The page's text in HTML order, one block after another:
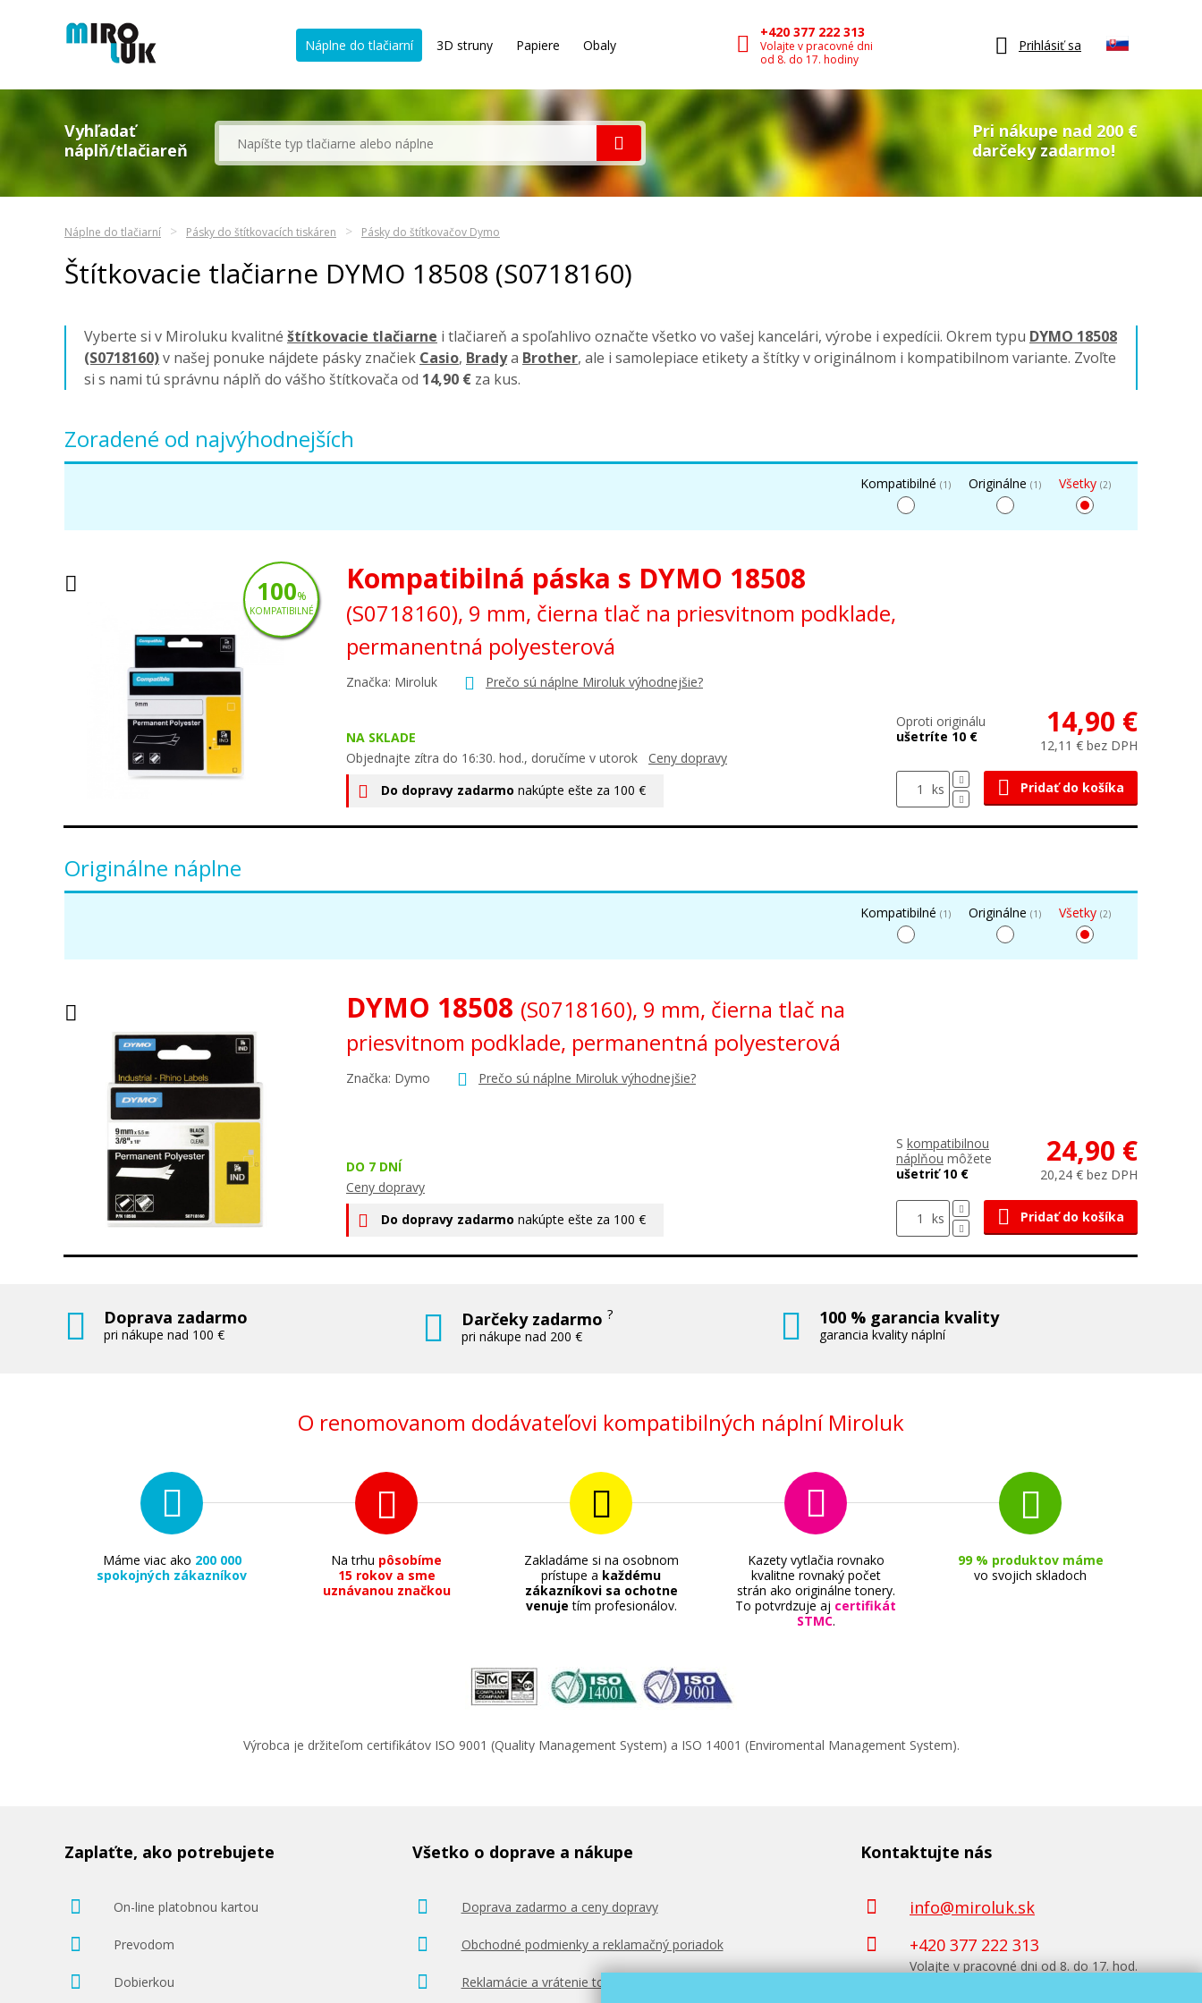
Náplne do tlačiarní 3D struny Papiere Obaly
+420 377 222 313
Volajte v pracovné dni
od 8. do 17. hodiny
Prihlásiť sa
Vyhľadať
náplň/tlačiareň
Pri nákupe nad 200 €
darčeky zadarmo!
Náplne do tlačiarní Pásky do štítkovacích tiskáren Pásky do štítkovačov Dymo
Štítkovacie tlačiarne DYMO 18508 (S0718160)
Vyberte si v Miroluku kvalitné štítkovacie tlačiarne i tlačiareň a spoľahlivo označte všetko vo vašej kancelári, výrobe i expedícii. Okrem typu DYMO 18508
(S0718160)v našej ponuke nájdete pásky značiek Casio, Bradya Brother, ale i samolepiace etikety a štítky v originálnom i kompatibilnom variante. Zvoľte
si s nami tú správnu náplň do vášho štítkovača od 14,90 € za kus.
Zoradené od najvýhodnejších
Kompatibilné (1) Originálne (1) Všetky (2)
Kompatibilná páska s DYMO 18508
(S0718160), 9 mm, čierna tlač na priesvitnom podklade,
permanentná polyesterová
Značka: Miroluk Prečo sú náplne Miroluk výhodnejšie?
NA SKLADE
Objednajte zítra do 16:30. hod., doručíme v utorok Ceny dopravy
Do dopravy zadarmo nakúpte ešte za 100 €
Oproti originálu
ušetríte 10 €
14,90 €
12,11 € bez DPH
ks Pridať do košíka
100%
KOMPATIBILNÉ
Originálne náplne
Kompatibilné (1) Originálne (1) Všetky (2)
DYMO 18508 (S0718160), 9 mm, čierna tlač na
priesvitnom podklade, permanentná polyesterová
Značka: Dymo Prečo sú náplne Miroluk výhodnejšie?
DO 7 DNÍ
Ceny dopravy
Do dopravy zadarmo nakúpte ešte za 100 €
S kompatibilnou
náplňou môžete
ušetriť 10 €
24,90 €
20,24 € bez DPH
ks Pridať do košíka
Doprava zadarmo
pri nákupe nad 100 €
Darčeky zadarmo?
pri nákupe nad 200 €
100 % garancia kvality
garancia kvality náplní
O renomovanom dodávateľovi kompatibilných náplní Miroluk
Máme viac ako 200 000
spokojných zákazníkov
Na trhu pôsobíme
15 rokov a sme
uznávanou značkou
Zakladáme si na osobnom
prístupe a každému
zákazníkovi sa ochotne
venuje tím profesionálov.
Kazety vytlačia rovnako
kvalitne rovnaký počet
strán ako originálne tonery.
To potvrdzuje aj certifikát
STMC.
99 % produktov máme
vo svojich skladoch
Výrobca je držiteľom certifikátov ISO 9001 (Quality Management System) a ISO 14001 (Enviromental Management System).
Zaplaťte, ako potrebujete
On-line platobnou kartou
Prevodom
Dobierkou
Všetko o doprave a nákupe
Doprava zadarmo a ceny dopravy
Obchodné podmienky a reklamačný poriadok
Reklamácie a vrátenie tovaru
Kontaktujte nás
info@miroluk.sk
+420 377 222 313
Volajte v pracovné dni od 8. do 17. hod.